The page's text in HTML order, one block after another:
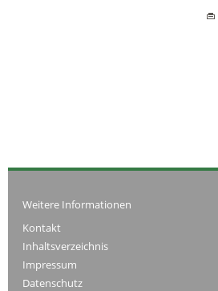
Weitere Informationen
Kontakt
Inhaltsverzeichnis
Impressum
Datenschutz